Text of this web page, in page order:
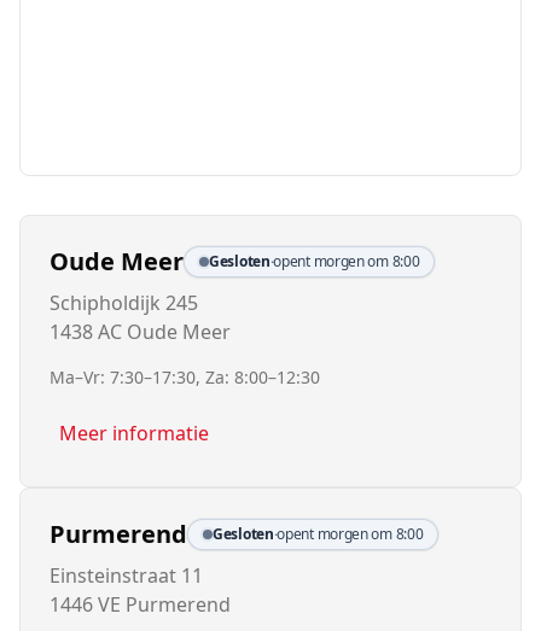
Oude Meer Gesloten·opent morgen om 8:00
Schipholdijk 245
1438 AC Oude Meer
Ma–Vr: 7:30–17:30, Za: 8:00–12:30
Meer informatie
Purmerend Gesloten·opent morgen om 8:00
Einsteinstraat 11
1446 VE Purmerend